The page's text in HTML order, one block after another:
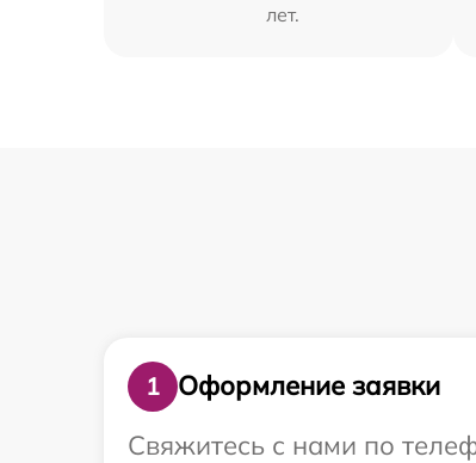
лет.
1
Оформление заявки
Свяжитесь с нами по